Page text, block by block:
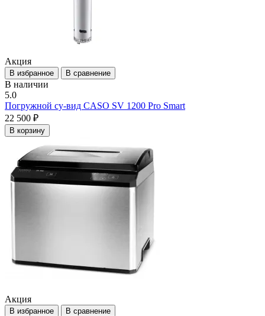
Акция
В избранное В сравнение
В наличии
5.0
Погружной су-вид CASO SV 1200 Pro Smart
22 500 ₽
В корзину
Акция
В избранное В сравнение